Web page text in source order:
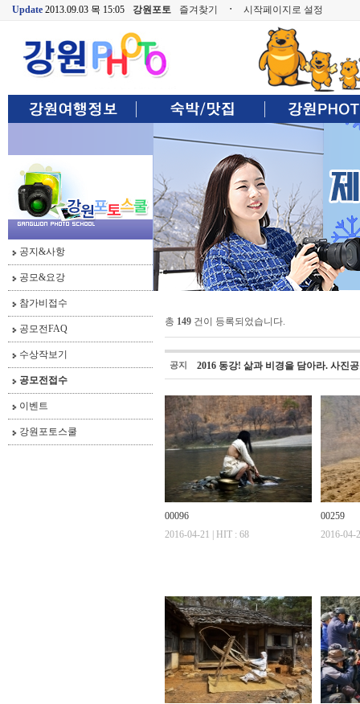
Update 2013.09.03 목 15:05 강원포토 즐겨찾기 ㆍ 시작페이지로 설정
공지&사항
공모&요강
참가비접수
공모전FAQ
수상작보기
공모전접수
이벤트
강원포토스쿨
총 149 건이 등록되었습니다.
공지 2016 동강! 삶과 비경을 담아라. 사진
00096
2016-04-21 | HIT : 68
00259
2016-04-